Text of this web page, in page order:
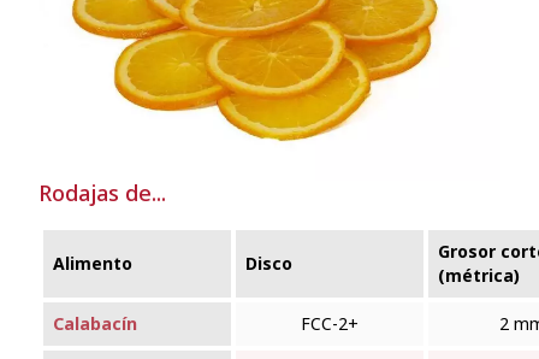
Rodajas de...
Alimento Disco
Grosor
(métrica)
Calabacín FCC-2+ 2